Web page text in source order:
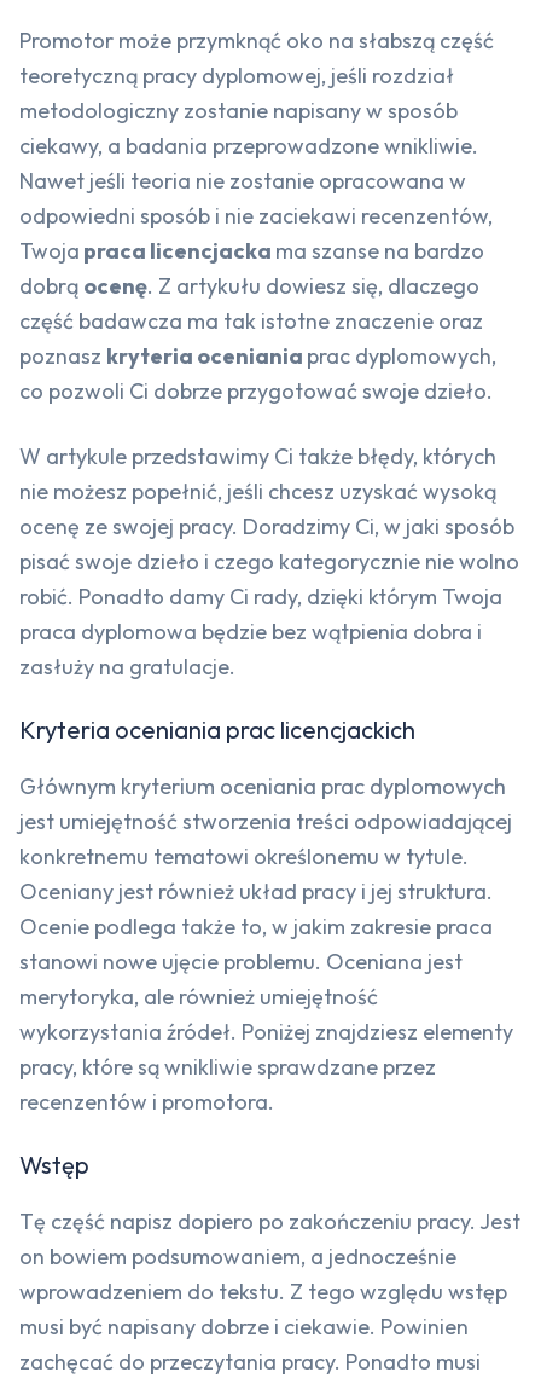
Promotor może przymknąć oko na słabszą część
teoretyczną pracy dyplomowej, jeśli rozdział
metodologiczny zostanie napisany w sposób
ciekawy, a badania przeprowadzone wnikliwie.
Nawet jeśli teoria nie zostanie opracowana w
odpowiedni sposób i nie zaciekawi recenzentów,
Twoja praca licencjacka ma szanse na bardzo
dobrą ocenę. Z artykułu dowiesz się, dlaczego
część badawcza ma tak istotne znaczenie oraz
poznasz kryteria oceniania prac dyplomowych,
co pozwoli Ci dobrze przygotować swoje dzieło.
W artykule przedstawimy Ci także błędy, których
nie możesz popełnić, jeśli chcesz uzyskać wysoką
ocenę ze swojej pracy. Doradzimy Ci, w jaki sposób
pisać swoje dzieło i czego kategorycznie nie wolno
robić. Ponadto damy Ci rady, dzięki którym Twoja
praca dyplomowa będzie bez wątpienia dobra i
zasłuży na gratulacje.
Kryteria oceniania prac licencjackich
Głównym kryterium oceniania prac dyplomowych
jest umiejętność stworzenia treści odpowiadającej
konkretnemu tematowi określonemu w tytule.
Oceniany jest również układ pracy i jej struktura.
Ocenie podlega także to, w jakim zakresie praca
stanowi nowe ujęcie problemu. Oceniana jest
merytoryka, ale również umiejętność
wykorzystania źródeł. Poniżej znajdziesz elementy
pracy, które są wnikliwie sprawdzane przez
recenzentów i promotora.
Wstęp
Tę część napisz dopiero po zakończeniu pracy. Jest
on bowiem podsumowaniem, a jednocześnie
wprowadzeniem do tekstu. Z tego względu wstęp
musi być napisany dobrze i ciekawie. Powinien
zachęcać do przeczytania pracy. Ponadto musi